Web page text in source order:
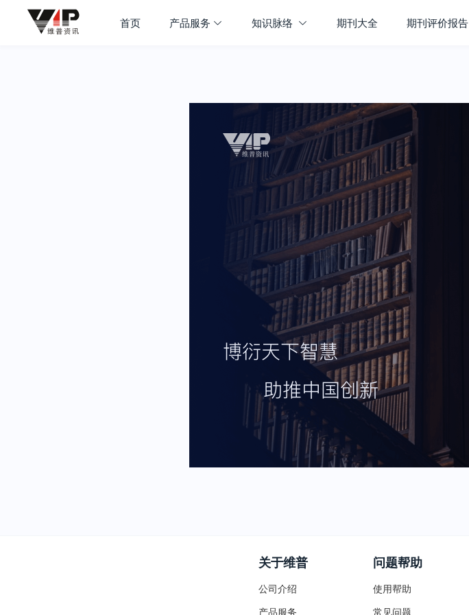
首页 产品服务 知识脉络 期刊大全 期刊评价报告
关于维普
公司介绍
产品服务
问题帮助
使用帮助
常见问题